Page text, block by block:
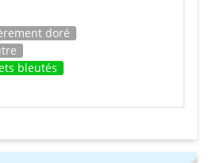
doré
bleutés